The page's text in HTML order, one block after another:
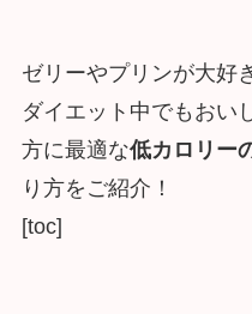
ゼリーやプリンが大好
ダイエット中でもおい
方に最適な低カロリー
り方をご紹介！
[toc]